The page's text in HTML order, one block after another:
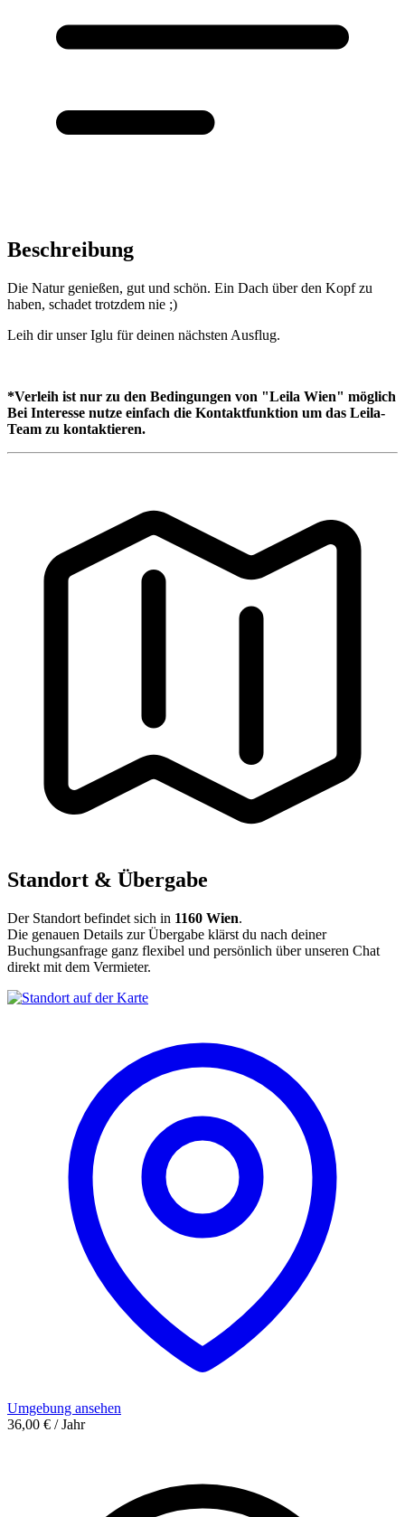
Beschreibung
Die Natur genießen, gut und schön. Ein Dach über den Kopf zu
haben, schadet trotzdem nie ;)
Leih dir unser Iglu für deinen nächsten Ausflug.
*Verleih ist nur zu den Bedingungen von "Leila Wien" möglich
Bei Interesse nutze einfach die Kontaktfunktion um das Leila-
Team zu kontaktieren.
Standort & Übergabe
Der Standort befindet sich in 1160 Wien.
Die genauen Details zur Übergabe klärst du nach deiner
Buchungsanfrage ganz flexibel und persönlich über unseren Chat
direkt mit dem Vermieter.
Umgebung ansehen
36,00 € / Jahr